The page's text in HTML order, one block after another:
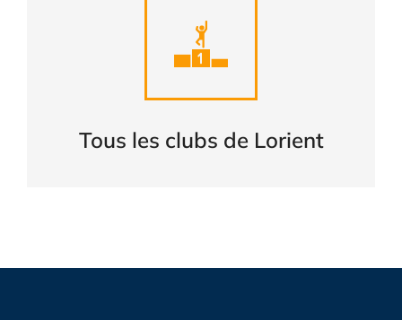
Tous les clubs de Lorient
Liste complète des clubs de
LORIENT